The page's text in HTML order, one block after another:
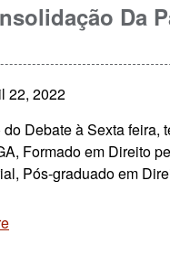
Da
22, 2022
Debate à Sexta feira,
Formado em Direito
Pós-graduado em